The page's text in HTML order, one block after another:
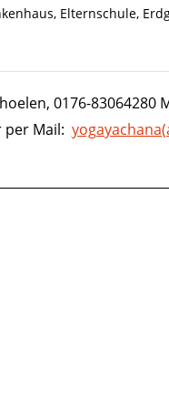
Elternschule,
0176-83064280
per Mail: